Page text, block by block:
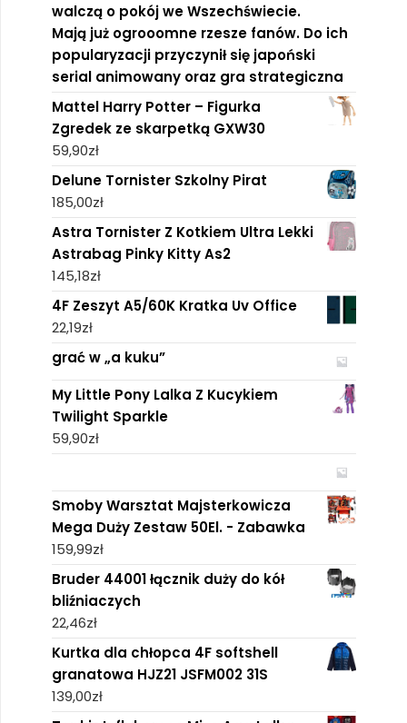
walczą o pokój we Wszechświecie.
Mają już ogrooomne rzesze fanów. Do ich
popularyzacji przyczynił się japoński
serial animowany oraz gra strategiczna
Mattel Harry Potter – Figurka
Zgredek ze skarpetką GXW30
59,90zł
Delune Tornister Szkolny Pirat
185,00zł
Astra Tornister Z Kotkiem Ultra Lekki
Astrabag Pinky Kitty As2
145,18zł
4F Zeszyt A5/60K Kratka Uv Office
22,19zł
grać w „a kuku”
My Little Pony Lalka Z Kucykiem
Twilight Sparkle
59,90zł
Smoby Warsztat Majsterkowicza
Mega Duży Zestaw 50El. - Zabawka
159,99zł
Bruder 44001 łącznik duży do kół
bliźniaczych
22,46zł
Kurtka dla chłopca 4F softshell
granatowa HJZ21 JSFM002 31S
139,00zł